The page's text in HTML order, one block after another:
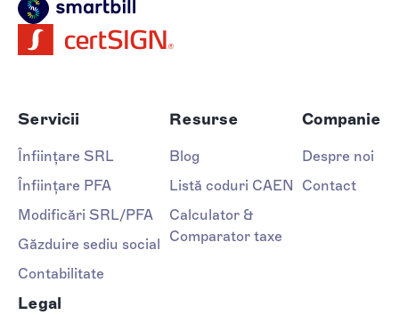
Servicii
Înființare SRL
Înființare PFA
Modificări SRL/PFA
Găzduire sediu social
Contabilitate
Resurse
Blog
Listă coduri CAEN
Calculator &
Comparator taxe
Companie
Despre noi
Contact
Legal